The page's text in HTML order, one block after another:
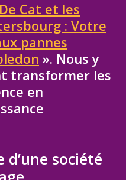
Cat et les
: Votre
pannes
». Nous y
transformer les
en
d’une société